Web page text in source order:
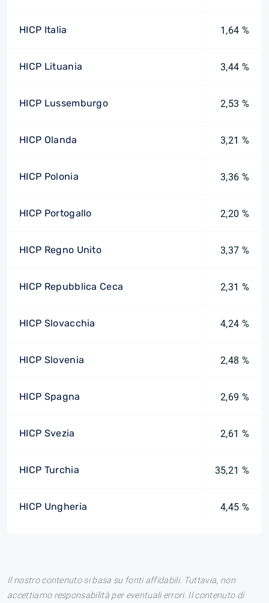
HICP Italia 1,64 %
HICP Lituania 3,44 %
HICP Lussemburgo 2,53 %
HICP Olanda 3,21 %
HICP Polonia 3,36 %
HICP Portogallo 2,20 %
HICP Regno Unito 3,37 %
HICP Repubblica Ceca 2,31 %
HICP Slovacchia 4,24 %
HICP Slovenia 2,48 %
HICP Spagna 2,69 %
HICP Svezia 2,61 %
HICP Turchia 35,21 %
HICP Ungheria 4,45 %
Il nostro contenuto si basa su fonti affidabili. Tuttavia, non
accettiamo responsabilità per eventuali errori. Il contenuto di